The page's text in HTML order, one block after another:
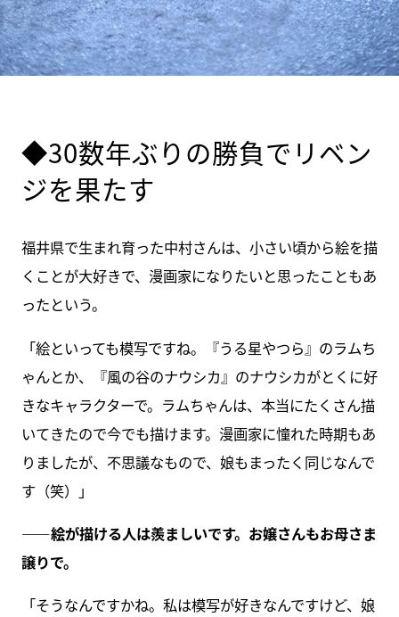
◆30数年ぶりの勝負でリベン
ジを果たす
福井県で生まれ育った中村さんは、小さい頃から絵を描
くことが大好きで、漫画家になりたいと思ったこともあ
ったという。
「絵といっても模写ですね。『うる星やつら』のラムち
ゃんとか、『風の谷のナウシカ』のナウシカがとくに好
きなキャラクターで。ラムちゃんは、本当にたくさん描
いてきたので今でも描けます。漫画家に憧れた時期もあ
りましたが、不思議なもので、娘もまったく同じなんで
す（笑）」
――絵が描ける人は羨ましいです。お嬢さんもお母さま
譲りで。
「そうなんですかね。私は模写が好きなんですけど、娘